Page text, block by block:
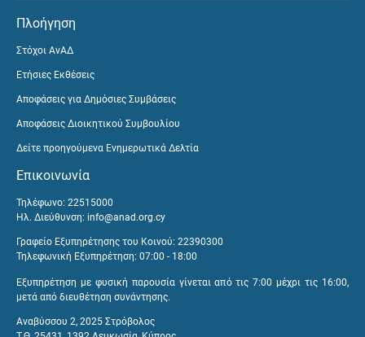
Πλοήγηση
Στόχοι ΑνΑΔ
Ετήσιες Εκθέσεις
Αποφάσεις για Δημόσιες Συμβάσεις
Αποφάσεις Διοικητικού Συμβουλίου
Δείτε προηγούμενα Ενημερωτικά Δελτία
Επικοινωνία
Τηλέφωνο: 22515000
Ηλ. Διεύθυνση: info@anad.org.cy
Γραφείο Εξυπηρέτησης του Κοινού: 22390300
Τηλεφωνική Εξυπηρέτηση: 07:00 - 18:00
Εξυπηρέτηση με φυσική παρουσία γίνεται από τις 7:00 μέχρι τις 16:00,
μετά από διευθέτηση συνάντησης.
Αναβύσσου 2, 2025 Στρόβολος